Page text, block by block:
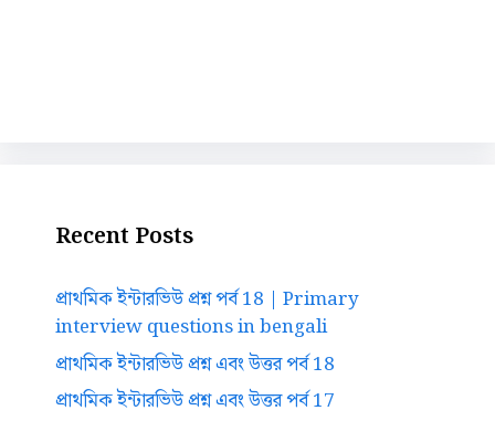
Recent Posts
প্রাথমিক ইন্টারভিউ প্রশ্ন পর্ব 18 | Primary
interview questions in bengali
প্রাথমিক ইন্টারভিউ প্রশ্ন এবং উত্তর পর্ব 18
প্রাথমিক ইন্টারভিউ প্রশ্ন এবং উত্তর পর্ব 17